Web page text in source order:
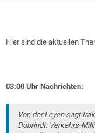
Hier sind die aktuellen
03:00 Uhr Nachrichten:
Von der Leyen sagt
Dobrindt: Verkehrs-